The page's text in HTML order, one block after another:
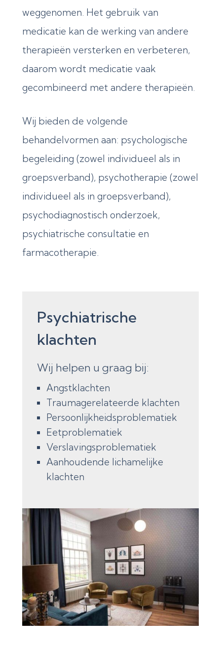
weggenomen. Het gebruik van
medicatie kan de werking van andere
therapieën versterken en verbeteren,
daarom wordt medicatie vaak
gecombineerd met andere therapieën.
Wij bieden de volgende
behandelvormen aan: psychologische
begeleiding (zowel individueel als in
groepsverband), psychotherapie (zowel
individueel als in groepsverband),
psychodiagnostisch onderzoek,
psychiatrische consultatie en
farmacotherapie.
Psychiatrische
klachten
Wij helpen u graag bij:
Angstklachten
Traumagerelateerde klachten
Persoonlijkheidsproblematiek
Eetproblematiek
Verslavingsproblematiek
Aanhoudende lichamelijke
klachten